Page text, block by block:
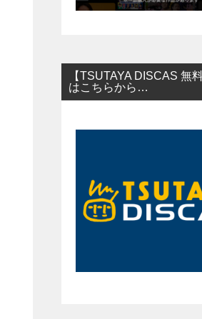
【TSUTAYA DISCAS 無
はこちらから…